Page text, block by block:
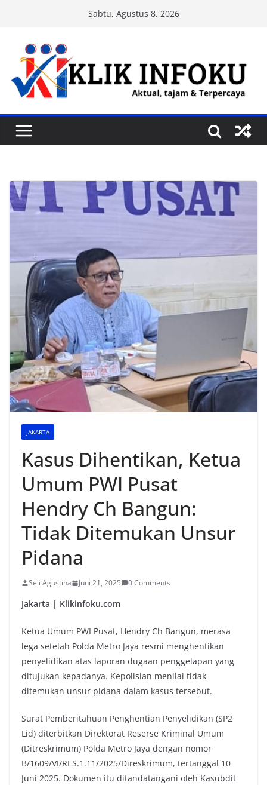
content
Sabtu, Agustus 8, 2026
JAKARTA
Kasus Dihentikan, Ketua
Umum PWI Pusat
Hendry Ch Bangun:
Tidak Ditemukan Unsur
Pidana
Seli Agustina Juni 21, 2025 0 Comments
Jakarta | Klikinfoku.com
Ketua Umum PWI Pusat, Hendry Ch Bangun, merasa
lega setelah Polda Metro Jaya resmi menghentikan
penyelidikan atas laporan dugaan penggelapan yang
ditujukan kepadanya. Kepolisian menilai tidak
ditemukan unsur pidana dalam kasus tersebut.
Surat Pemberitahuan Penghentian Penyelidikan (SP2
Lid) diterbitkan Direktorat Reserse Kriminal Umum
(Ditreskrimum) Polda Metro Jaya dengan nomor
B/1609/VI/RES.1.11/2025/Direskrimum, tertanggal 10
Juni 2025. Dokumen itu ditandatangani oleh Kasubdit